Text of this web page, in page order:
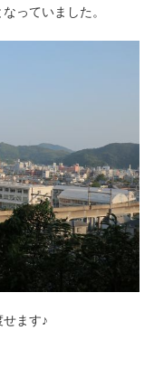
っていました。
ます♪